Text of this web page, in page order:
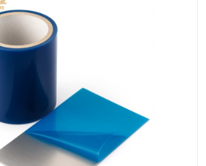
纯黑保护膜
两边上胶保护膜